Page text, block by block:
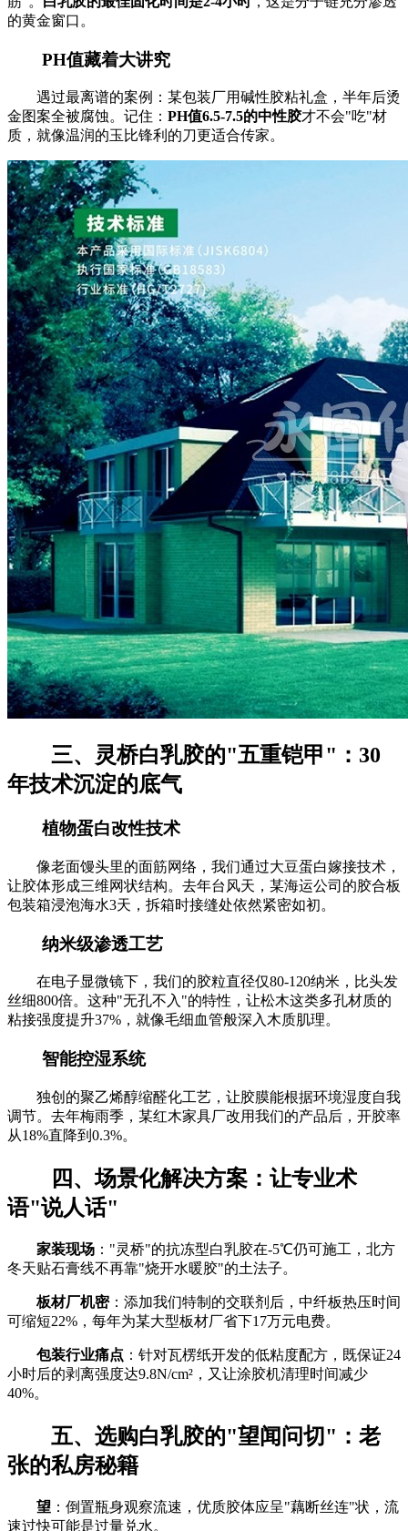
的黄金窗口。
PH值藏着大讲究
遇过最离谱的案例：某包装厂用碱性胶粘礼盒，半年后烫
金图案全被腐蚀。记住： PH值6.5-7.5的中性胶才不会"吃"材
质，就像温润的玉比锋利的刀更适合传家。
三、灵桥白乳胶的"五重铠甲"：30
年技术沉淀的底气
植物蛋白改性技术
像老面馒头里的面筋网络，我们通过大豆蛋白嫁接技术，
让胶体形成三维网状结构。去年台风天，某海运公司的胶合板
包装箱浸泡海水3天，拆箱时接缝处依然紧密如初。
纳米级渗透工艺
在电子显微镜下，我们的胶粒直径仅80-120纳米，比头发
丝细800倍。这种"无孔不入"的特性，让松木这类多孔材质的
粘接强度提升37%，就像毛细血管般深入木质肌理。
智能控湿系统
独创的聚乙烯醇缩醛化工艺，让胶膜能根据环境湿度自我
调节。去年梅雨季，某红木家具厂改用我们的产品后，开胶率
从18%直降到0.3%。
四、场景化解决方案：让专业术
语"说人话"
家装现场 ："灵桥"的抗冻型白乳胶在-5℃仍可施工，北方
冬天贴石膏线不再靠"烧开水暖胶"的土法子。
板材厂机密：添加我们特制的交联剂后，中纤板热压时间
可缩短22%，每年为某大型板材厂省下17万元电费。
包装行业痛点 ：针对瓦楞纸开发的低粘度配方，既保证24
小时后的剥离强度达9.8N/cm²，又让涂胶机清理时间减少
40%。
五、选购白乳胶的"望闻问切"：老
张的私房秘籍
望 ：倒置瓶身观察流速，优质胶体应呈"藕断丝连"状，流
速过快可能是过量兑水。